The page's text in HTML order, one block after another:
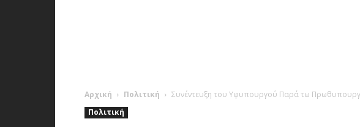
Αρχική Πολιτική
Συνέντευξη του Υφυπουργού Παρά τω
Πολιτική